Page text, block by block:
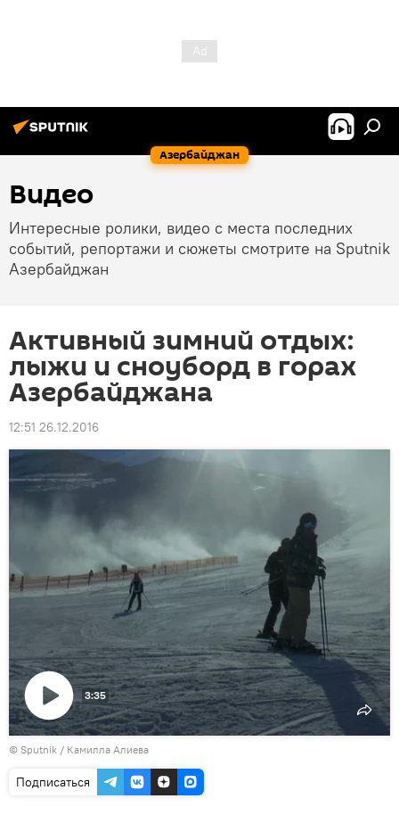
Азербайджан
Видео
Интересные ролики, видео с места последних
событий, репортажи и сюжеты смотрите на Sputnik
Азербайджан
Активный зимний отдых:
лыжи и сноуборд в горах
Азербайджана
12:51 26.12.2016
Воспроизвести
видео
3:35
© Sputnik / Камилла Алиева
Подписаться